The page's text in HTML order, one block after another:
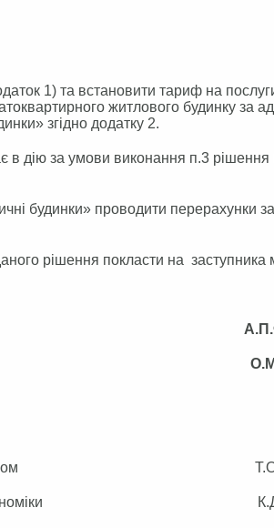
1) та встановити тариф на
житлового
згідно додатку 2.
дію за умови виконання п.3 рішення
будинки» проводити перерахунки
рішення покласти на заступника
О.М.
відділом
економіки К.Д.